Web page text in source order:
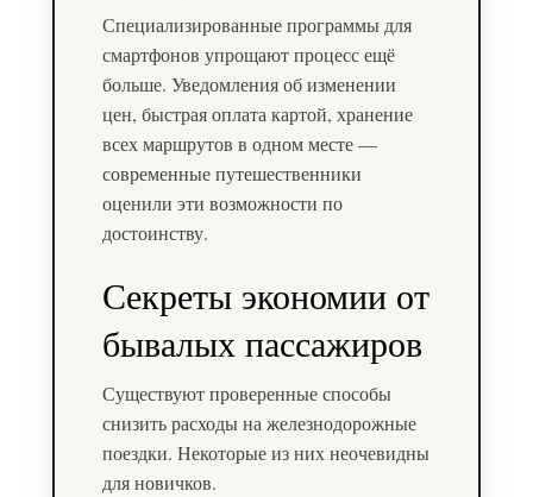
Специализированные программы для
смартфонов упрощают процесс ещё
больше. Уведомления об изменении
цен, быстрая оплата картой, хранение
всех маршрутов в одном месте —
современные путешественники
оценили эти возможности по
достоинству.
Секреты экономии от
бывалых пассажиров
Существуют проверенные способы
снизить расходы на железнодорожные
поездки. Некоторые из них неочевидны
для новичков.